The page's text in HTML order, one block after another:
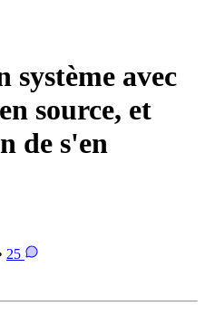
avec
source, et
de s'en
25